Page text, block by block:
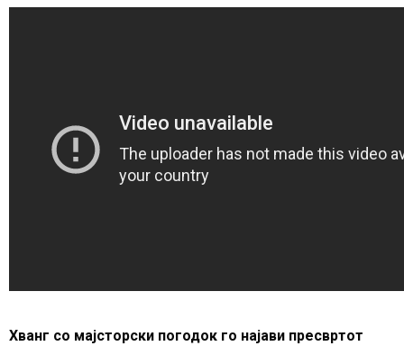
Хванг со мајсторски погодок го најави пресвртот